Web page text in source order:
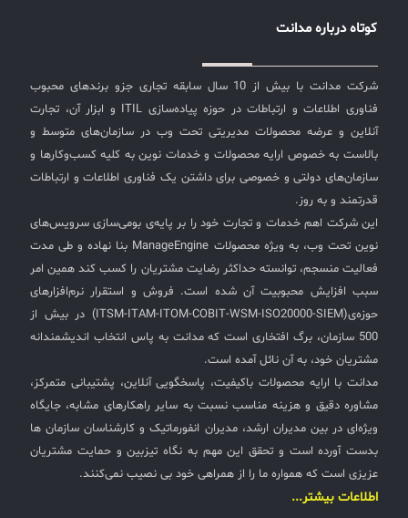
کوتاه درباره مدانت
شرکت مدانت با بیش از 10 سال سابقه تجاری جزو برندهای محبوب
فناوری اطلاعات و ارتباطات در حوزه پیاده‌سازی ITIL و ابزار آن، تجارت
آنلاین و عرضه محصولات مدیریتی تحت وب در سازمان‌های متوسط و
بالاست به خصوص ارایه محصولات و خدمات نوین به کلیه کسب‌وکارها و
سازمان‌های دولتی و خصوصی برای داشتن یک فناوری اطلاعات و ارتباطات
قدرتمند و به روز.
این شرکت اهم خدمات و تجارت خود را بر پایه‌ی بومی‌سازی سرویس‌های
نوین تحت وب، به ویژه محصولات ManageEngine بنا نهاده و طی مدت
فعالیت منسجم، توانسته حداکثر رضایت مشتریان را کسب کند همین امر
سبب افزایش محبوبیت آن شده است. فروش و استقرار نرم‌افزارهای
حوزه‌ی(ITSM-ITAM-ITOM-COBIT-WSM-ISO20000-SIEM) در بیش از
500 سازمان، برگ افتخاری است که مدانت به پاس انتخاب اندیشمندانه
مشتریان خود، به آن نائل آمده است.
مدانت با ارایه محصولات باکیفیت، پاسخگویی آنلاین، پشتیبانی متمرکز،
مشاوره دقیق و هزینه مناسب نسبت به سایر راهکارهای مشابه، جایگاه
ویژه‌ای در بین مدیران ارشد، مدیران انفورماتیک و کارشناسان سازمان ها
بدست آورده است و تحقق این مهم به نگاه تیزبین و حمایت مشتریان
عزیزی است که همواره ما را از همراهی خود بی نصیب نمی‌کنند.
اطلاعات بیشتر...